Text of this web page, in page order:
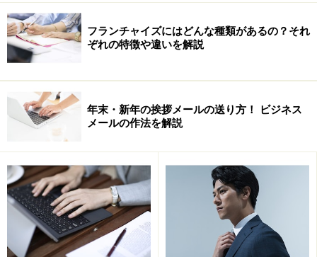
フランチャイズにはどんな種類があるの？それ
ぞれの特徴や違いを解説
年末・新年の挨拶メールの送り方！ ビジネス
メールの作法を解説